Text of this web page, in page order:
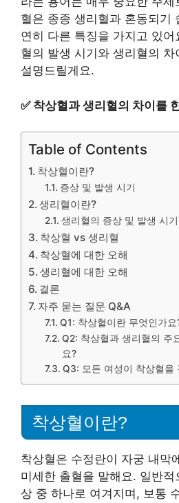
혈은 종종 생리혈과 혼동되기
연히 다른 특징을 가지고 있
혈의 발생 시기와 생리혈의 차
설명드릴게요.
✅ 착상혈과 생리혈의 차이를
Table of Contents
착상혈이란?
증상 및 발생 시기
생리혈이란?
생리혈의 증상 및 발생 시기
착상혈 vs 생리혈
착상혈에 대한 오해
생리혈에 대한 오해
결론
자주 묻는 질문 Q&A
Q1: 착상혈이란 무엇인가요
Q2: 착상혈과 생리혈의 주
요?
Q3: 모든 여성이 착상혈을
착상혈이란?
착상혈은 수정란이 자궁 내막
미세한 출혈을 말해요. 일반
상 중 하나로 여겨지며, 보통